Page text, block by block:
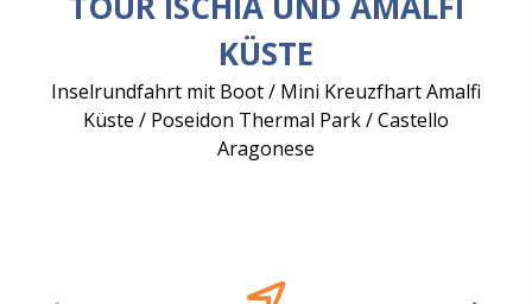
KÜSTE
Inselrundfahrt mit Boot / Mini Kreuzfhart Amalfi
Küste / Poseidon Thermal Park / Castello
Aragonese